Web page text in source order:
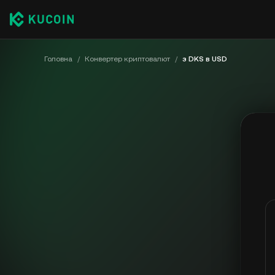
Головна / Конвертер криптовалют / з DKS в USD